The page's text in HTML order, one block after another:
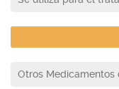
Otros Medicamentos